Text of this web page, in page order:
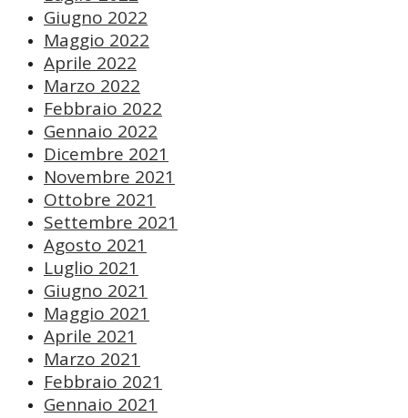
Giugno 2022
Maggio 2022
Aprile 2022
Marzo 2022
Febbraio 2022
Gennaio 2022
Dicembre 2021
Novembre 2021
Ottobre 2021
Settembre 2021
Agosto 2021
Luglio 2021
Giugno 2021
Maggio 2021
Aprile 2021
Marzo 2021
Febbraio 2021
Gennaio 2021